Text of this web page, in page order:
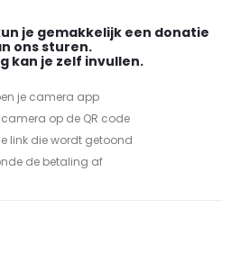
je gemakkelijk een donatie
ons sturen.
kan je zelf invullen.
je camera app
camera op de QR code
link die wordt getoond
de betaling af